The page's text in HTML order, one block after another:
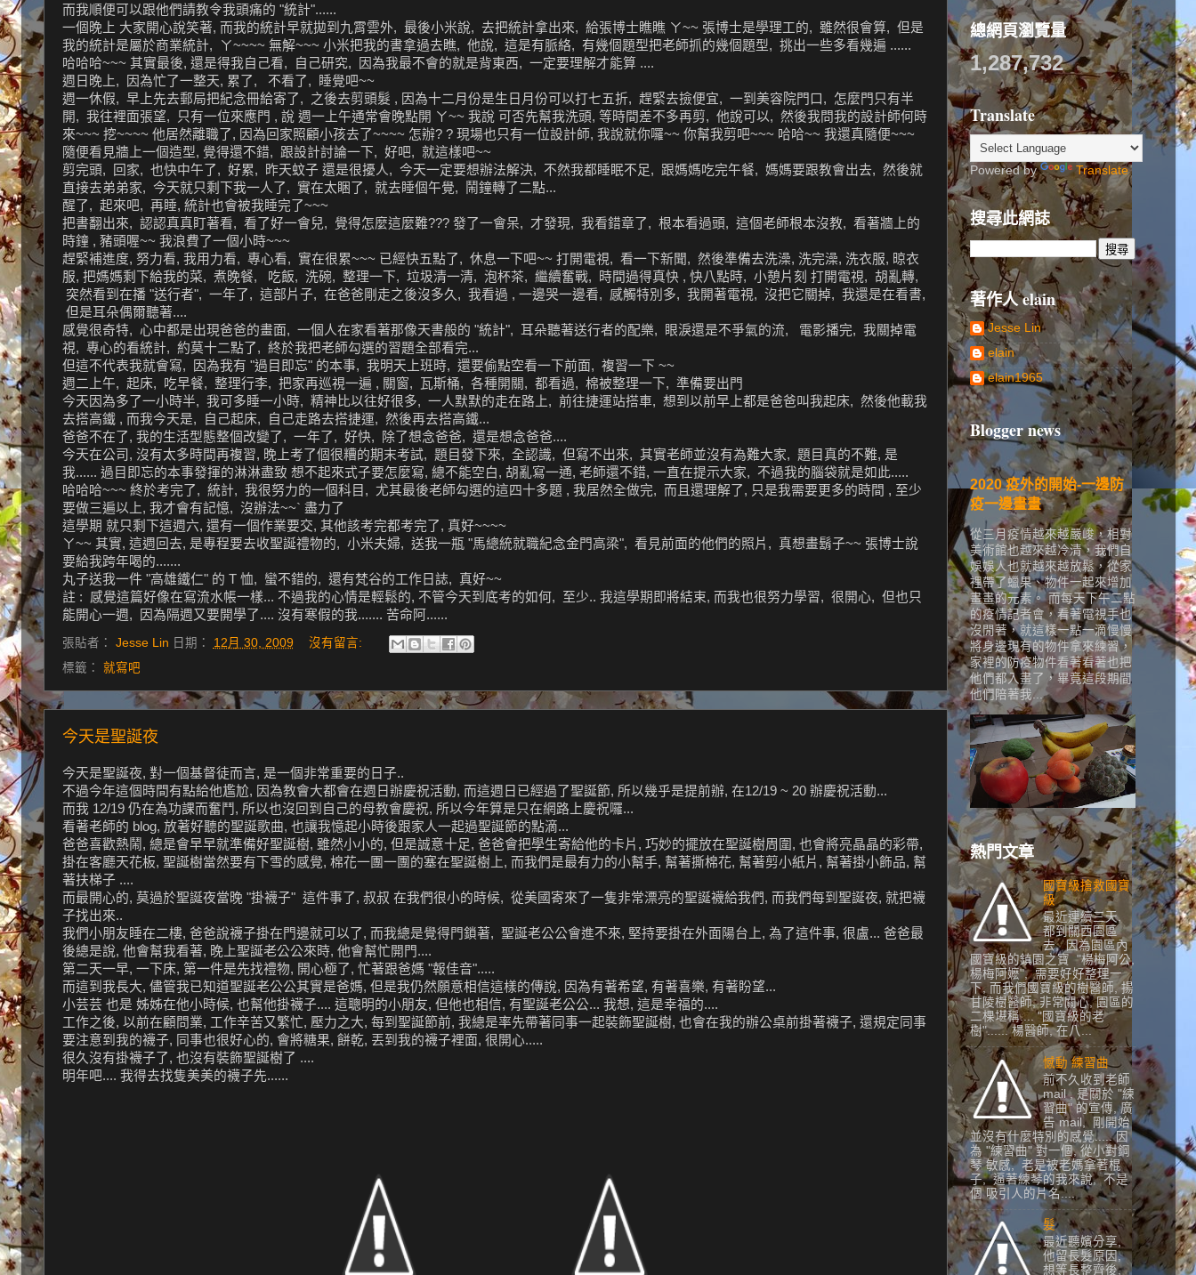
而我順便可以跟他們請教令我頭痛的 "統計"......
一個晚上 大家開心說笑著, 而我的統計早就拋到九霄雲外, 最後小米說, 去把統計拿出來, 給張博士瞧瞧 ㄚ~~ 張博士是學理工的, 雖然很會算, 但是
我的統計是屬於商業統計, ㄚ~~~~ 無解~~~ 小米把我的書拿過去瞧, 他說, 這是有脈絡, 有幾個題型把老師抓的幾個題型, 挑出一些多看幾遍 ......
哈哈哈~~~ 其實最後, 還是得我自己看, 自己研究, 因為我最不會的就是背東西, 一定要理解才能算 ....
週日晚上, 因為忙了一整天, 累了, 不看了, 睡覺吧~~
週一休假, 早上先去郵局把紀念冊給寄了, 之後去剪頭髮 , 因為十二月份是生日月份可以打七五折, 趕緊去撿便宜, 一到美容院門口, 怎麼門只有半
開, 我往裡面張望, 只有一位來應門 , 說 週一上午通常會晚點開 ㄚ~~ 我說 可否先幫我洗頭, 等時間差不多再剪, 他說可以, 然後我問我的設計師何時
來~~~ 挖~~~~ 他居然離職了, 因為回家照顧小孩去了~~~~ 怎辦? ? 現場也只有一位設計師, 我說就你囉~~ 你幫我剪吧~~~ 哈哈~~ 我還真隨便~~~
隨便看見牆上一個造型, 覺得還不錯, 跟設計討論一下, 好吧, 就這樣吧~~
剪完頭, 回家, 也快中午了, 好累, 昨天蚊子 還是很擾人, 今天一定要想辦法解決, 不然我都睡眠不足, 跟媽媽吃完午餐, 媽媽要跟教會出去, 然後就
直接去弟弟家, 今天就只剩下我一人了, 實在太睏了, 就去睡個午覺, 鬧鐘轉了二點...
醒了, 起來吧, 再睡, 統計也會被我睡完了~~~
把書翻出來, 認認真真盯著看, 看了好一會兒, 覺得怎麼這麼難??? 發了一會呆, 才發現, 我看錯章了, 根本看過頭, 這個老師根本沒教, 看著牆上的
時鐘 , 豬頭喔~~ 我浪費了一個小時~~~
趕緊補進度, 努力看, 我用力看, 專心看, 實在很累~~~ 已經快五點了, 休息一下吧~~ 打開電視, 看一下新聞, 然後準備去洗澡, 洗完澡, 洗衣服, 晾衣
服, 把媽媽剩下給我的菜, 煮晚餐, 吃飯, 洗碗, 整理一下, 垃圾清一清, 泡杯茶, 繼續奮戰, 時間過得真快 , 快八點時, 小憩片刻 打開電視, 胡亂轉,
突然看到在播 "送行者", 一年了, 這部片子, 在爸爸剛走之後沒多久, 我看過 , 一邊哭一邊看, 感觸特別多, 我開著電視, 沒把它關掉, 我還是在看書,
但是耳朵偶爾聽著....
感覺很奇特, 心中都是出現爸爸的畫面, 一個人在家看著那像天書般的 "統計", 耳朵聽著送行者的配樂, 眼淚還是不爭氣的流, 電影播完, 我關掉電
視, 專心的看統計, 約莫十二點了, 終於我把老師勾選的習題全部看完...
但這不代表我就會寫, 因為我有 "過目即忘" 的本事, 我明天上班時, 還要偷點空看一下前面, 複習一下 ~~
週二上午, 起床, 吃早餐, 整理行李, 把家再巡視一遍 , 關窗, 瓦斯桶, 各種開關, 都看過, 棉被整理一下, 準備要出門
今天因為多了一小時半, 我可多睡一小時, 精神比以往好很多, 一人默默的走在路上, 前往捷運站搭車, 想到以前早上都是爸爸叫我起床, 然後他載我
去搭高鐵 , 而我今天是, 自己起床, 自己走路去搭捷運, 然後再去搭高鐵...
爸爸不在了, 我的生活型態整個改變了, 一年了, 好快, 除了想念爸爸, 還是想念爸爸....
今天在公司, 沒有太多時間再複習, 晚上考了個很糟的期末考試, 題目發下來, 全認識, 但寫不出來, 其實老師並沒有為難大家, 題目真的不難, 是
我...... 過目即忘的本事發揮的淋淋盡致 想不起來式子要怎麼寫, 總不能空白, 胡亂寫一通, 老師還不錯, 一直在提示大家, 不過我的腦袋就是如此.....
哈哈哈~~~ 終於考完了, 統計, 我很努力的一個科目, 尤其最後老師勾選的這四十多題 , 我居然全做完, 而且還理解了, 只是我需要更多的時間 , 至少
要做三遍以上, 我才會有記憶, 沒辦法~~` 盡力了
這學期 就只剩下這週六, 還有一個作業要交, 其他該考完都考完了, 真好~~~~
ㄚ~~ 其實, 這週回去, 是專程要去收聖誕禮物的, 小米夫婦, 送我一瓶 "馬總統就職紀念金門高梁", 看見前面的他們的照片, 真想畫鬍子~~ 張博士說
要給我跨年喝的.......
丸子送我一件 "高雄鐵仁" 的 T 恤, 蠻不錯的, 還有梵谷的工作日誌, 真好~~
註 : 感覺這篇好像在寫流水帳一樣... 不過我的心情是輕鬆的, 不管今天到底考的如何, 至少.. 我這學期即將結束, 而我也很努力學習, 很開心, 但也只
能開心一週, 因為隔週又要開學了.... 沒有寒假的我....... 苦命阿......
張貼者： Jesse Lin 日期： 12月 30, 2009
沒有留言:
標籤： 就寫吧
今天是聖誕夜
今天是聖誕夜, 對一個基督徒而言, 是一個非常重要的日子..
不過今年這個時間有點給他尷尬, 因為教會大都會在週日辦慶祝活動, 而這週日已經過了聖誕節, 所以幾乎是提前辦, 在12/19 ~ 20 辦慶祝活動...
而我 12/19 仍在為功課而奮鬥, 所以也沒回到自己的母教會慶祝, 所以今年算是只在網路上慶祝囉...
看著老師的 blog, 放著好聽的聖誕歌曲, 也讓我憶起小時後跟家人一起過聖誕節的點滴...
爸爸喜歡熱鬧, 總是會早早就準備好聖誕樹, 雖然小小的, 但是誠意十足, 爸爸會把學生寄給他的卡片, 巧妙的擺放在聖誕樹周圍, 也會將亮晶晶的彩帶,
掛在客廳天花板, 聖誕樹當然要有下雪的感覺, 棉花一團一團的塞在聖誕樹上, 而我們是最有力的小幫手, 幫著撕棉花, 幫著剪小紙片, 幫著掛小飾品, 幫
著扶梯子 ....
而最開心的, 莫過於聖誕夜當晚 "掛襪子" 這件事了, 叔叔 在我們很小的時候, 從美國寄來了一隻非常漂亮的聖誕襪給我們, 而我們每到聖誕夜, 就把襪
子找出來..
我們小朋友睡在二樓, 爸爸說襪子掛在門邊就可以了, 而我總是覺得門鎖著, 聖誕老公公會進不來, 堅持要掛在外面陽台上, 為了這件事, 很盧... 爸爸最
後總是說, 他會幫我看著, 晚上聖誕老公公來時, 他會幫忙開門....
第二天一早, 一下床, 第一件是先找禮物, 開心極了, 忙著跟爸媽 "報佳音".....
而這到我長大, 儘管我已知道聖誕老公公其實是爸媽, 但是我仍然願意相信這樣的傳說, 因為有著希望, 有著喜樂, 有著盼望...
小芸芸 也是 姊姊在他小時候, 也幫他掛襪子.... 這聰明的小朋友, 但他也相信, 有聖誕老公公... 我想, 這是幸福的....
工作之後, 以前在顧問業, 工作辛苦又繁忙, 壓力之大, 每到聖誕節前, 我總是率先帶著同事一起裝飾聖誕樹, 也會在我的辦公桌前掛著襪子, 還規定同事
要注意到我的襪子, 同事也很好心的, 會將糖果, 餅乾, 丟到我的襪子裡面, 很開心.....
很久沒有掛襪子了, 也沒有裝飾聖誕樹了 ....
明年吧.... 我得去找隻美美的襪子先......
總網頁瀏覽量
1,287,732
Translate
Powered by Translate
搜尋此網誌
著作人 elain
Jesse Lin
elain
elain1965
Blogger news
2020 疫外的開始-一邊防
疫一邊畫畫
從三月疫情越來越嚴峻，相對
美術館也越來越冷清，我們自
娛娛人也就越來越放鬆，從家
裡帶了蠟果、物件一起來增加
畫畫的元素。 而每天下午二點
的疫情記者會，看著電視手也
沒閒著，就這樣一點一滴慢慢
將身邊現有的物件拿來練習，
家裡的防疫物件看著看著也把
他們都入畫了，畢竟這段期間
他們陪著我...
熱門文章
國寶級搶救國寶
級
最近連續三天,
都到關西園區
去, 因為園區內
國寶級的鎮園之寶 "楊梅阿公,
楊梅阿嬷", 需要好好整理一
下, 而我們國寶級的樹醫師, 揚
甘陵樹醫師, 非常關心, 園區的
二棵堪稱.... "國寶級的老
樹"...... 楊醫師, 在八...
憾動 練習曲
前不久收到老師
mail , 是關於 "練
習曲" 的宣傳, 廣
告 mail, 剛開始
並沒有什麼特別的感覺..... 因
為 "練習曲" 對一個, 從小對鋼
琴 敏感, 老是被老媽拿著棍
子, 逼著練琴的我來說, 不是
個 吸引人的片名....
髮
最近聽嬪分享,
他留長髮原因,
想等長整齊後,